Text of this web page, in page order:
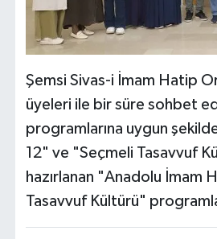
Şemsi Sivas-i İmam Hatip
üyeleri ile bir süre sohbet
programlarına uygun
12" ve "Seçmeli Tasavvuf
hazırlanan "Anadolu İmam
Tasavvuf Kültürü"